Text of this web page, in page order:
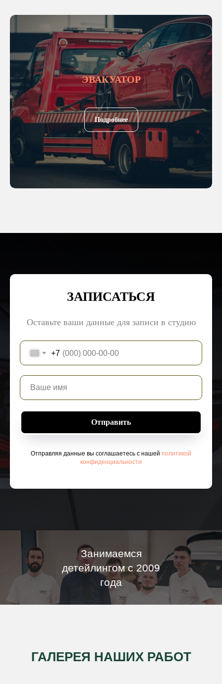
ЭВАКУАТОР
Подробнее
ЗАПИСАТЬСЯ
Оставьте ваши данные для записи в студию
+7
Отправить
Отправляя данные вы соглашаетесь с нашей политикой
конфиденциальности
Занимаемся
детейлингом с 2009
года
ГАЛЕРЕЯ НАШИХ РАБОТ